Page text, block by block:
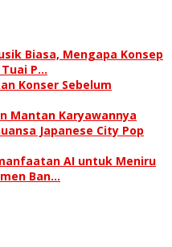
Biasa, Mengapa Konsep
Tuai P…
Konser Sebelum
Mantan Karyawannya
Japanese City Pop
AI untuk Meniru
Ban…